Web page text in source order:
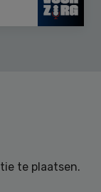
te plaatsen.